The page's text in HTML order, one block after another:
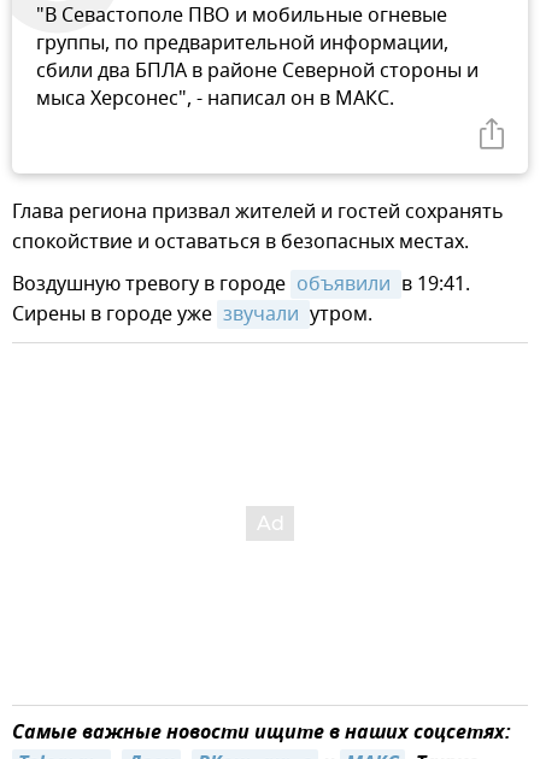
"В Севастополе ПВО и мобильные огневые
группы, по предварительной информации,
сбили два БПЛА в районе Северной стороны и
мыса Херсонес", - написал он в МАКС.
Глава региона призвал жителей и гостей сохранять
спокойствие и оставаться в безопасных местах.
Воздушную тревогу в городе объявили в 19:41.
Сирены в городе уже звучали утром.
Самые важные новости ищите в наших соцсетях: